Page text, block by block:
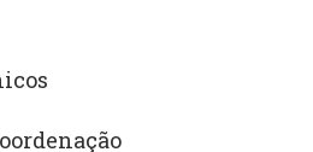
Auburn University
Estados Unidos: Profa. Dra.